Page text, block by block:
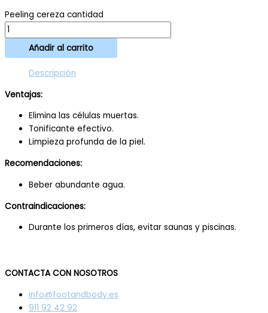
Peeling cereza cantidad
Añadir al carrito
Descripción
Ventajas:
Elimina las células muertas.
Tonificante efectivo.
Limpieza profunda de la piel.
Recomendaciones:
Beber abundante agua.
Contraindicaciones:
Durante los primeros días, evitar saunas y piscinas.
CONTACTA CON NOSOTROS
info@footandbody.es
911 92 42 92